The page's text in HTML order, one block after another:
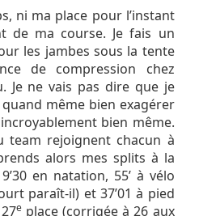
ni ma place pour l’instant
de ma course. Je fais un
les jambes sous la tente
de compression chez
Je ne vais pas dire que je
même bien exagérer
bien même.
team rejoignent chacun à
alors mes splits à la
en natation, 55’ à vélo
paraît-il) et 37’01 à pied
eplace (corrigée à 26 aux